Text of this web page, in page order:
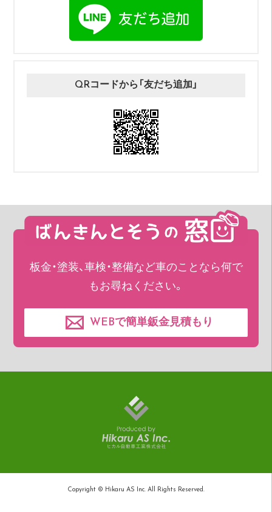
QRコードから「友だち追加」
板金・塗装、車検・整備など車のことなら何で
もお尋ねください。
WEBで簡単鈑金見積もり
Copyright © Hikaru AS Inc. All Rights Reserved.